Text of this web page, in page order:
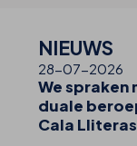
NIEUWS
28-07-2026
We spraken
duale
Cala Lliteras